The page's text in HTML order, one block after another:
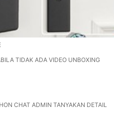
TIDAK ADA VIDEO UNBOXING
CHAT ADMIN TANYAKAN DETAIL